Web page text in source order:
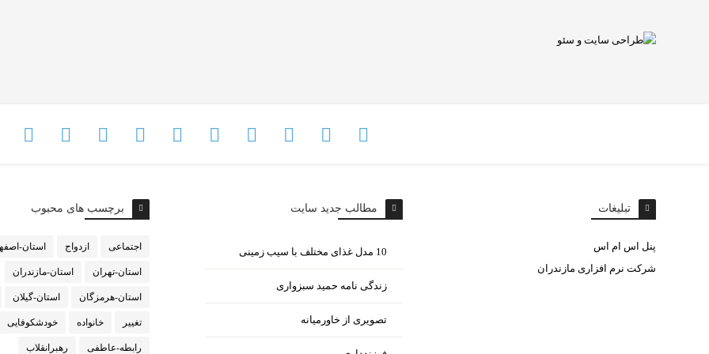
برچسب های محبوب
اجتماعی ازدواج استان-
استان-تهران استان-مازندران
استان-هرمزگان استان-گیلان
تغییر خانواده خودشکوفایی
رابطه-عاطفی رهبرانقلاب
مطالب جدید سایت
10 مدل غذای مختلف با سیب زمینی
زندگی نامه حمید سبزواری
تصویری از خاورمیانه
تبلیغات
پنل اس ام اس
شرکت نرم افزاری مازندران